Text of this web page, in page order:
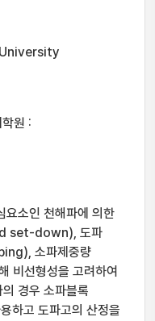
원 :
요소인 천해파에 의한
set-down), 도파
소파제중량
선형성을 고려하여
경우 소파블록
하고 도파고의 산정을